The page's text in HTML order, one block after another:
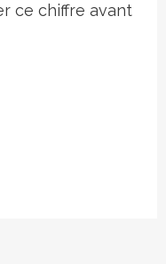
ce chiffre avant